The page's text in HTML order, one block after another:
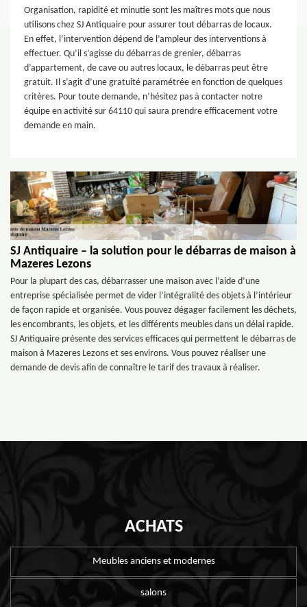
Organisation, rapidité et minutie sont les maîtres mots que nous
utilisons chez SJ Antiquaire pour assurer tout débarras de locaux.
En effet, l’intervention dépend de l’ampleur des interventions à
effectuer. Qu’il s’agisse du débarras de grenier, débarras
d’appartement, de cave ou autres locaux, le débarras peut être
gratuit. Il s’agit d’une gratuité paramétrée en fonction de quelques
critères. Pour toute demande, n’hésitez pas à contacter notre
équipe en activité sur 64110 qui saura prendre efficacement votre
demande en main.
SJ Antiquaire – la solution pour le débarras de maison à
Mazeres Lezons
Pour la plupart des cas, débarrasser une maison avec l’aide d’une
entreprise spécialisée permet de vider l’intégralité des objets à l’intérieur
de façon rapide et organisée. Vous pouvez dégager facilement les déchets,
les encombrants, les objets, et les différents meubles dans un délai rapide.
SJ Antiquaire présente des services efficaces qui permettent le débarras de
maison à Mazeres Lezons et ses environs. Vous pouvez réaliser une
demande de devis afin de connaître le tarif des travaux à réaliser.
ACHATS
Meubles anciens et modernes
salons